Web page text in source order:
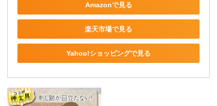
Amazonで見る
楽天市場で見る
Yahoo!ショッピングで見る